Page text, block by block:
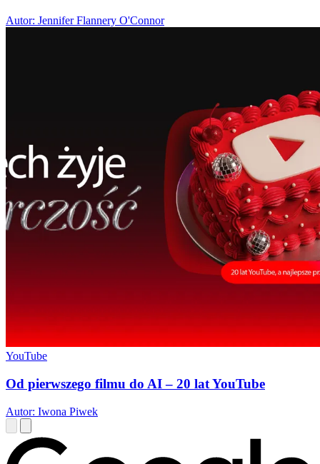
Autor: Jennifer Flannery O'Connor
YouTube
Od pierwszego filmu do AI – 20 lat YouTube
Autor: Iwona Piwek